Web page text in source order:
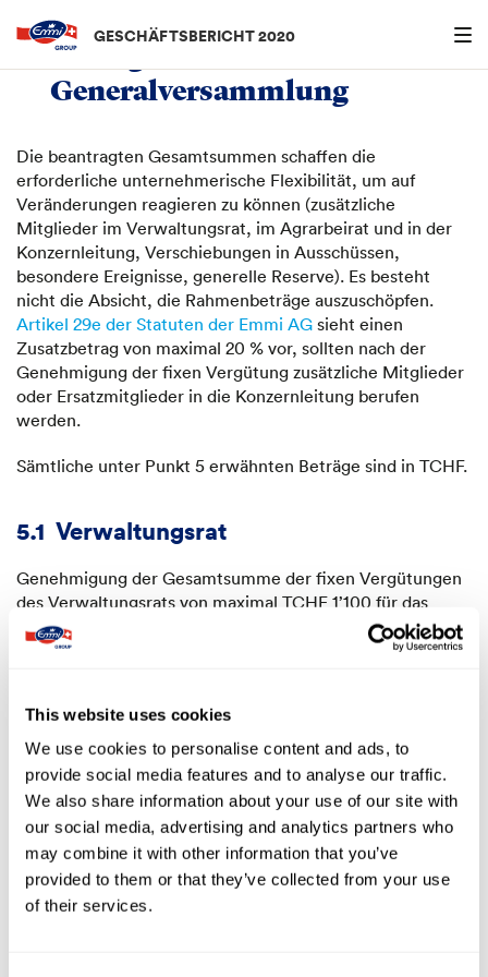
This website uses cookies
We use cookies to personalise content and ads, to
provide social media features and to analyse our traffic.
We also share information about your use of our site with
our social media, advertising and analytics partners who
may combine it with other information that you’ve
provided to them or that they’ve collected from your use
of their services.
GESCHÄFTSBERICHT 2020
Anträge an die
Generalversammlung
Die beantragten Gesamtsummen schaffen die
erforderliche unternehmerische Flexibilität, um auf
Veränderungen reagieren zu können (zusätzliche
Mitglieder im Verwaltungsrat, im Agrarbeirat und in der
Konzernleitung, Verschiebungen in Ausschüssen,
besondere Ereignisse, generelle Reserve). Es besteht
nicht die Absicht, die Rahmenbeträge auszuschöpfen.
Artikel 29e der Statuten der Emmi AG sieht einen
Zusatzbetrag von maximal 20 % vor, sollten nach der
Genehmigung der fixen Vergütung zusätzliche Mitglieder
oder Ersatzmitglieder in die Konzernleitung berufen
werden.
Sämtliche unter Punkt 5 erwähnten Beträge sind in TCHF.
5.1 Verwaltungsrat
Genehmigung der Gesamtsumme der fixen Vergütungen
des Verwaltungsrats von maximal TCHF 1’100 für das
Geschäftsjahr 2021.
Antrag an GV 2021
1’100
(Rahmenbetrag)
(Rahmenbetrag)
5.2 Agrarbeirat
Genehmigung der Gesamtsumme der fixen Vergütungen